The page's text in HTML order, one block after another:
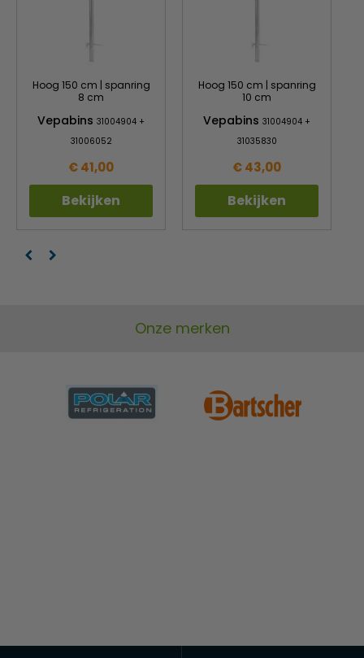
Hoog 150 cm | spanring
8 cm
Vepabins 31004904 +
31006052
€ 41,00
Bekijken
Hoog 150 cm | spanring
10 cm
Vepabins 31004904 +
31035830
€ 43,00
Bekijken
Onze merken